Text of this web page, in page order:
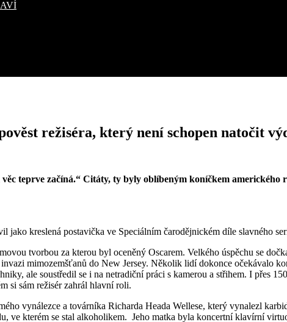
režiséra, který není schopen natočit
teprve začíná.“ Citáty, ty byly oblíbeným koníčkem
jako kreslená postavička ve Speciálním čarodějnickém díle slavného
tvorbou za kterou byl oceněný Oscarem. Velkého úspěchu se
mimozemšťanů do New Jersey. Několik lidí dokonce očekávalo
ale soustředil se i na netradiční práci s kamerou a střihem. I přes
si sám režisér zahrál hlavní roli.
vynálezce a továrníka Richarda Heada Wellese, který vynalezl
ve kterém se stal alkoholikem. Jeho matka byla koncertní klavírní